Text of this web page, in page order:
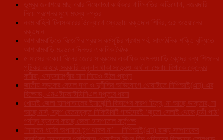
ডুম্বুর জলাশয়ে মাছ ধরার নিষেধাজ্ঞা কার্যকরে গাফিলতির অভিযোগ, নজরদারি
নিয়ে প্রশ্নের মুখে মৎস্য দপ্তর
নবম বাহিনী টিএসআরের উদ্যোগে স্বেচ্ছায় রক্তদান শিবির, ৬৫ জওয়ানের
রক্তদান
আশারামবাড়িতে বিজেপির প্রয়াস কর্মসূচির প্রথম পর্ব, সাংগঠনিক শক্তি বৃদ্ধিতে
আশারামবাড়ি মণ্ডলে দিনভর একাধিক বৈঠক
৫ মাসের বকেয়া বিলের জেরে সাব্রুমের একাধিক অঙ্গনওয়াড়ি কেন্দ্রে বন্ধ শিশুদের
পুষ্টিকর আহার, সরকারি অনুদান থাকা সত্ত্বেও অর্থ না মেলায় বিপাকে কেন্দ্রের
কর্মীরা, খাদ্যসামগ্রীর মান নিয়েও উঠল প্রশ্ন
জাতীয় সড়কের বেহাল দশা ও দুর্নীতির অভিযোগে খোয়াইতে সিপিআই(এম)-এর
বিক্ষোভ, এনএইচআইডিসিএল দপ্তরে ধরনা
খোয়াই জেলা হাসপাতালের ইমার্জেন্সি বিভাগের করুণ চিত্র, না আছে ডাক্তার, না
আছে নার্স, স্বল্প বেতনভূক্ত সিকিউরিটি গার্ডদেরই ‘জুতো সেলাই থেকে চন্ডী পাঠ’
পর্যন্ত ব্যবহার করছে জেলা হাসপাতাল কর্তৃপক্ষ
‘সনাতন ধর্মের অপমানে চুপ থাকব না’ – সিপিআই(এম) রাজ্য সম্পাদকের